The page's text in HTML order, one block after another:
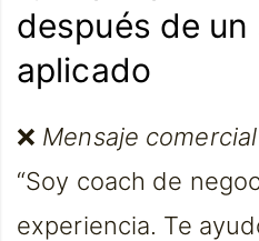
después de
aplicado
❌ Mensaje
“Soy coach de
experiencia. Te